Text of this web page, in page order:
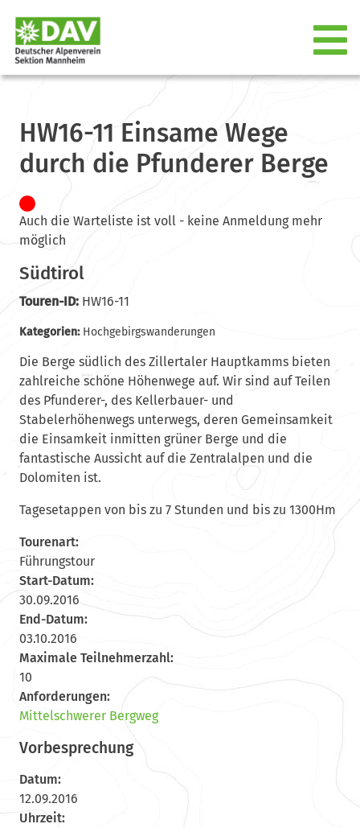
HW16-11 Einsame Wege
durch die Pfunderer Berge
Auch die Warteliste ist voll - keine Anmeldung mehr
möglich
Südtirol
Touren-ID:HW16-11
Kategorien: Hochgebirgswanderungen
Die Berge südlich des Zillertaler Hauptkamms bieten
zahlreiche schöne Höhenwege auf. Wir sind auf Teilen
des Pfunderer-, des Kellerbauer- und
Stabelerhöhenwegs unterwegs, deren Gemeinsamkeit
die Einsamkeit inmitten grüner Berge und die
fantastische Aussicht auf die Zentralalpen und die
Dolomiten ist.
Tagesetappen von bis zu 7 Stunden und bis zu 1300Hm
Tourenart:
Führungstour
Start-Datum:
30.09.2016
End-Datum:
03.10.2016
Maximale Teilnehmerzahl:
10
Anforderungen:
Mittelschwerer Bergweg
Vorbesprechung
Datum:
12.09.2016
Uhrzeit: